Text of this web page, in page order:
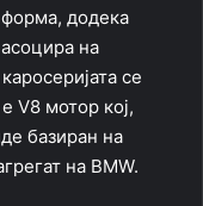
форма, додека
на
се
V8 мотор кој,
базиран на
на BMW.